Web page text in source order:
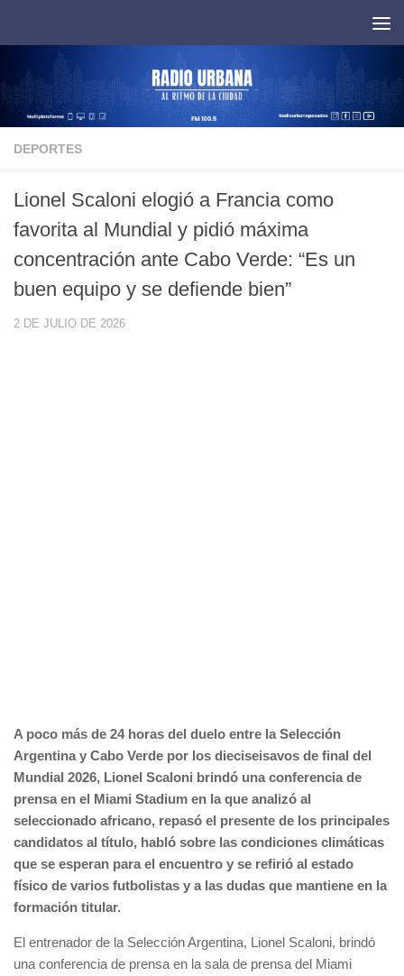
DEPORTES
Lionel Scaloni elogió a Francia como
favorita al Mundial y pidió máxima
concentración ante Cabo Verde: “Es un
buen equipo y se defiende bien”
2 DE JULIO DE 2026
A poco más de 24 horas del duelo entre la Selección
Argentina y Cabo Verde por los dieciseisavos de final del
Mundial 2026, Lionel Scaloni brindó una conferencia de
prensa en el Miami Stadium en la que analizó al
seleccionado africano, repasó el presente de los principales
candidatos al título, habló sobre las condiciones climáticas
que se esperan para el encuentro y se refirió al estado
físico de varios futbolistas y a las dudas que mantiene en la
formación titular.
El entrenador de la Selección Argentina, Lionel Scaloni, brindó
una conferencia de prensa en la sala de prensa del Miami